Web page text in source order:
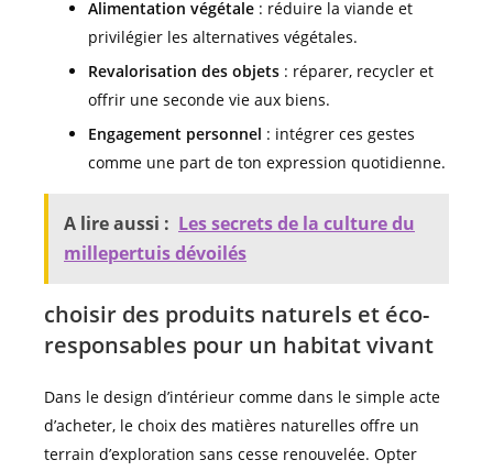
Alimentation végétale : réduire la viande et
privilégier les alternatives végétales.
Revalorisation des objets : réparer, recycler et
offrir une seconde vie aux biens.
Engagement personnel : intégrer ces gestes
comme une part de ton expression quotidienne.
A lire aussi : Les secrets de la culture du
millepertuis dévoilés
choisir des produits naturels et éco-
responsables pour un habitat vivant
Dans le design d’intérieur comme dans le simple acte
d’acheter, le choix des matières naturelles offre un
terrain d’exploration sans cesse renouvelée. Opter